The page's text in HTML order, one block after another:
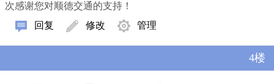
次感谢您对顺德交通的支持！
回复
修改 管理
4楼